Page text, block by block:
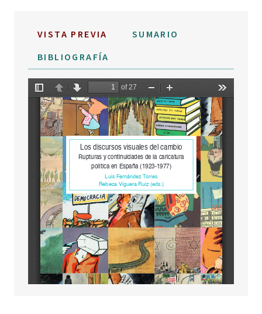
VISTA PREVIA
SUMARIO
BIBLIOGRAFÍA